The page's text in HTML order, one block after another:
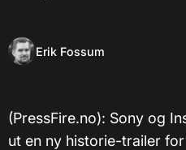
Erik Fossum
​(PressFire.no): Sony og
ut en ny historie-trailer